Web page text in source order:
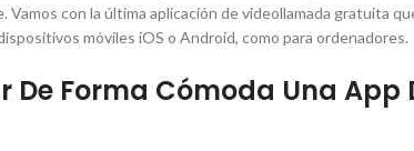
con la última aplicación de videollamada gratuita
móviles iOS o Android, como para ordenadores.
De Forma Cómoda Una App